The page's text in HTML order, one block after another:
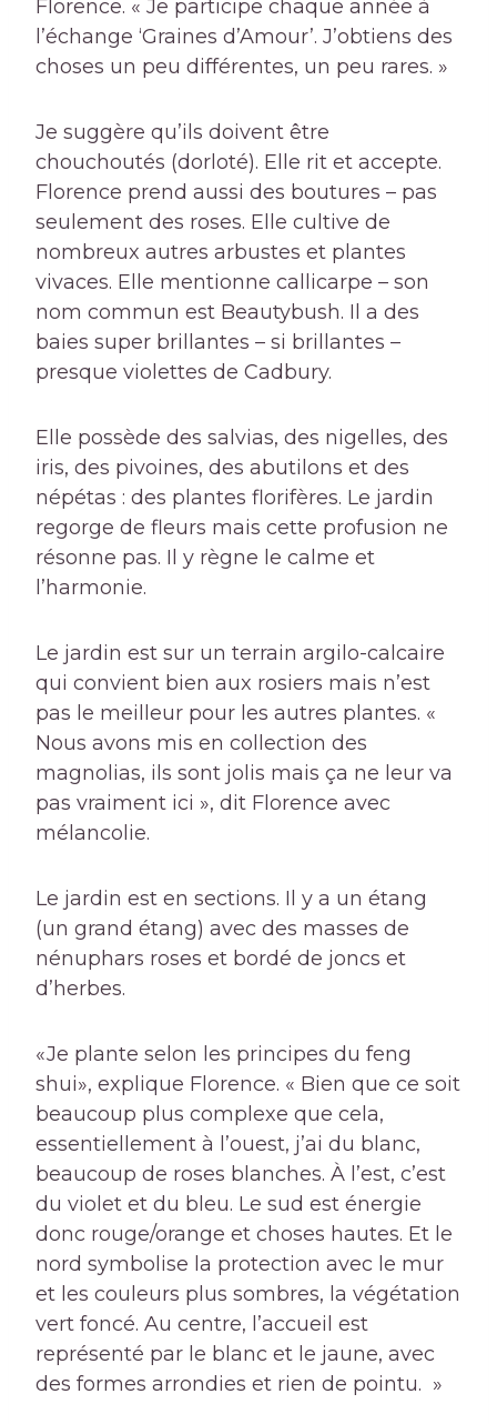
Florence. « Je participe chaque année à
l’échange ‘Graines d’Amour’. J’obtiens des
choses un peu différentes, un peu rares. »
Je suggère qu’ils doivent être
chouchoutés (dorloté). Elle rit et accepte.
Florence prend aussi des boutures – pas
seulement des roses. Elle cultive de
nombreux autres arbustes et plantes
vivaces. Elle mentionne callicarpe – son
nom commun est Beautybush. Il a des
baies super brillantes – si brillantes –
presque violettes de Cadbury.
Elle possède des salvias, des nigelles, des
iris, des pivoines, des abutilons et des
népétas : des plantes florifères. Le jardin
regorge de fleurs mais cette profusion ne
résonne pas. Il y règne le calme et
l’harmonie.
Le jardin est sur un terrain argilo-calcaire
qui convient bien aux rosiers mais n’est
pas le meilleur pour les autres plantes. «
Nous avons mis en collection des
magnolias, ils sont jolis mais ça ne leur va
pas vraiment ici », dit Florence avec
mélancolie.
Le jardin est en sections. Il y a un étang
(un grand étang) avec des masses de
nénuphars roses et bordé de joncs et
d’herbes.
«Je plante selon les principes du feng
shui», explique Florence. « Bien que ce soit
beaucoup plus complexe que cela,
essentiellement à l’ouest, j’ai du blanc,
beaucoup de roses blanches. À l’est, c’est
du violet et du bleu. Le sud est énergie
donc rouge/orange et choses hautes. Et le
nord symbolise la protection avec le mur
et les couleurs plus sombres, la végétation
vert foncé. Au centre, l’accueil est
représenté par le blanc et le jaune, avec
des formes arrondies et rien de pointu. »